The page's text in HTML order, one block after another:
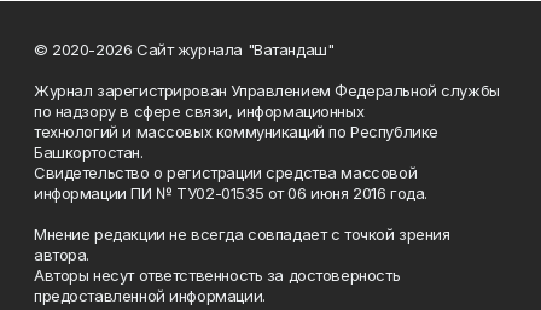
© 2020-2026 Сайт журнала "Ватандаш"
Журнал зарегистрирован Управлением Федеральной службы
по надзору в сфере связи, информационных
технологий и массовых коммуникаций по Республике
Башкортостан.
Свидетельство о регистрации средства массовой
информации ПИ № ТУ02-01535 от 06 июня 2016 года.
Мнение редакции не всегда совпадает с точкой зрения
автора.
Авторы несут ответственность за достоверность
предоставленной информации.